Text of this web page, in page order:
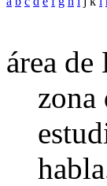
área de
zona